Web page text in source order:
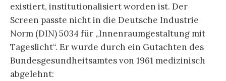
existiert, institutionalisiert worden ist. Der
Screen passte nicht in die Deutsche Industrie
Norm (DIN) 5034 für „Innenraumgestaltung mit
Tageslicht“. Er wurde durch ein Gutachten des
Bundesgesundheitsamtes von 1961 medizinisch
abgelehnt: